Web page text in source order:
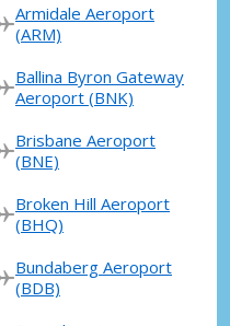
Armidale Aeroport
(ARM)
Ballina Byron Gateway
Aeroport (BNK)
Brisbane Aeroport
(BNE)
Broken Hill Aeroport
(BHQ)
Bundaberg Aeroport
(BDB)